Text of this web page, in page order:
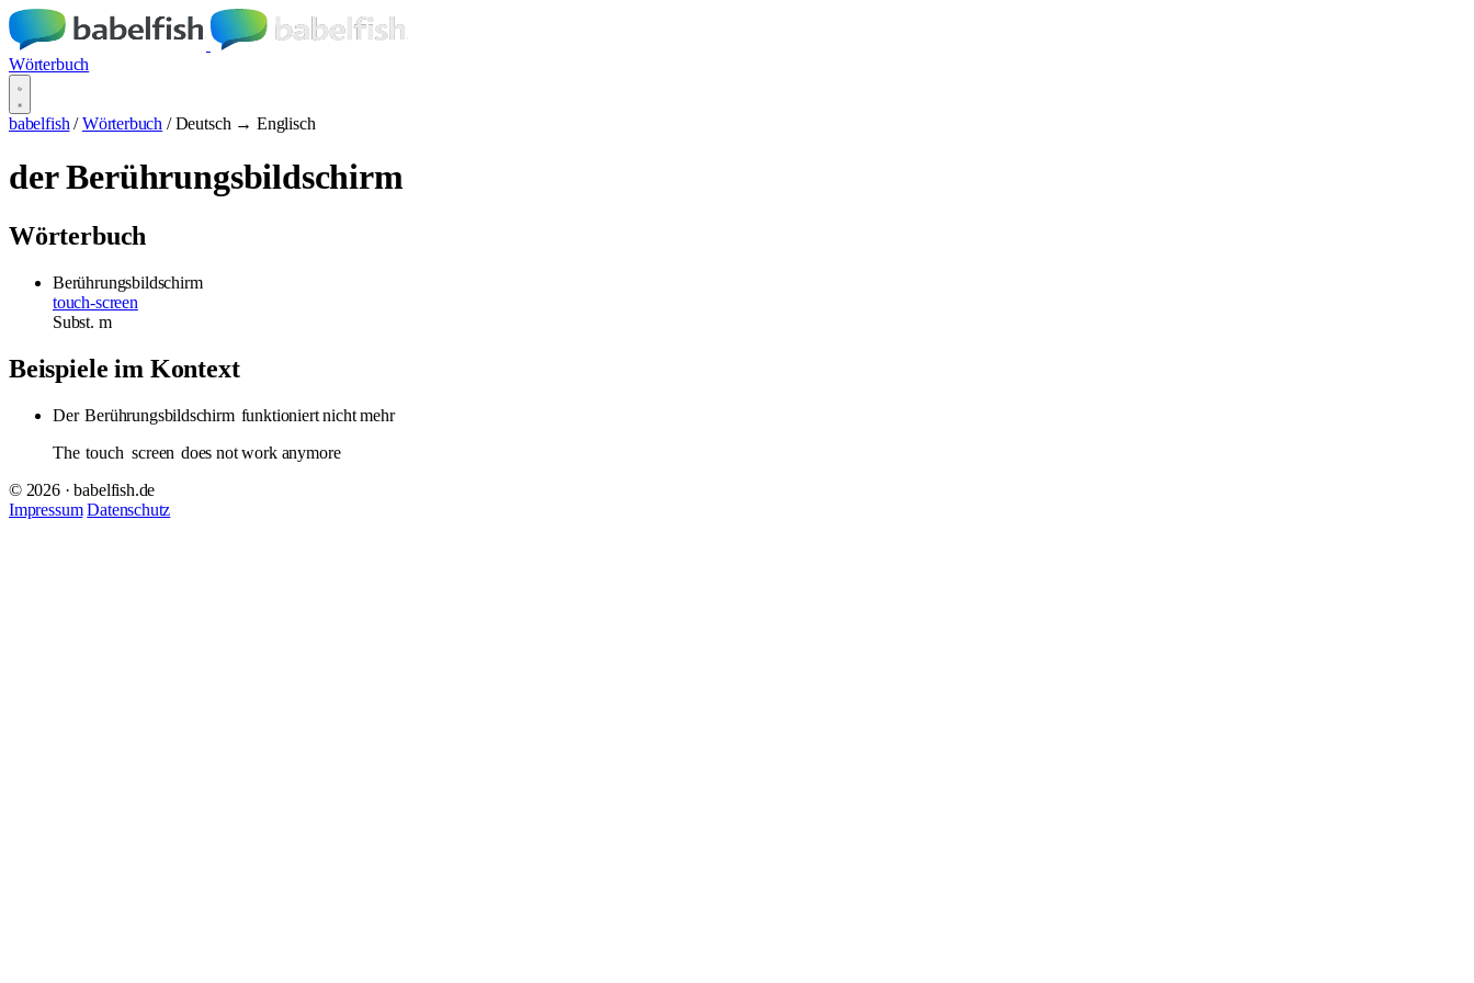
Wörterbuch
babelfish / Wörterbuch / Deutsch → Englisch
der Berührungsbildschirm
Wörterbuch
Berührungsbildschirm
touch-screen
Subst. m
Beispiele im Kontext
Der Berührungsbildschirm funktioniert nicht mehr
The touch screen does not work anymore
© 2026 · babelfish.de
Impressum Datenschutz